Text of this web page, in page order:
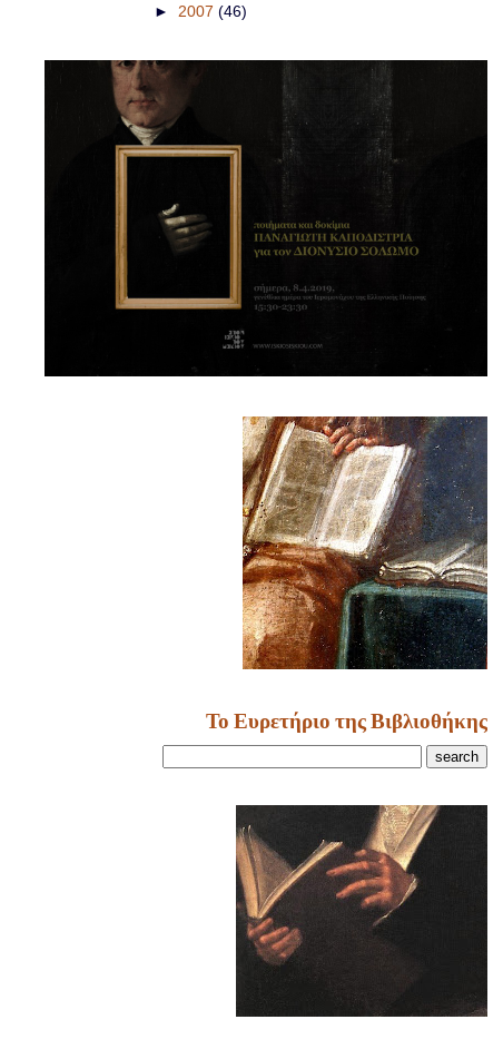
► 2007 (46)
Το Ευρετήριο της Βιβλιοθήκης